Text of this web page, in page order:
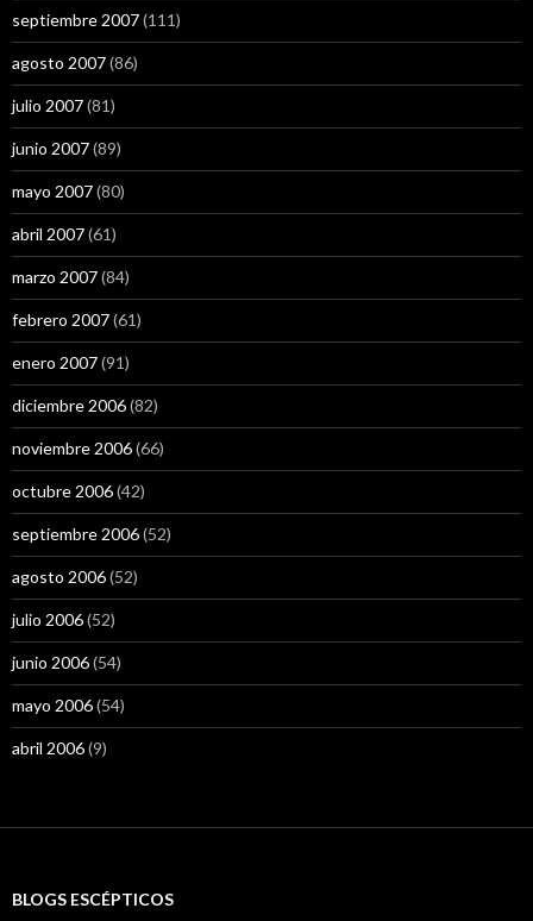
septiembre 2007(111)
agosto 2007(86)
julio 2007(81)
junio 2007(89)
mayo 2007(80)
abril 2007(61)
marzo 2007(84)
febrero 2007(61)
enero 2007(91)
diciembre 2006(82)
noviembre 2006(66)
octubre 2006(42)
septiembre 2006(52)
agosto 2006(52)
julio 2006(52)
junio 2006(54)
mayo 2006(54)
abril 2006(9)
BLOGS ESCÉPTICOS